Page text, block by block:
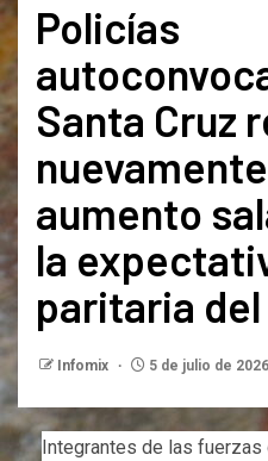
Policías
Santa Cruz
aumento
la
paritaria
Infomix 5 de julio de 2026
Integrantes de las fuerzas